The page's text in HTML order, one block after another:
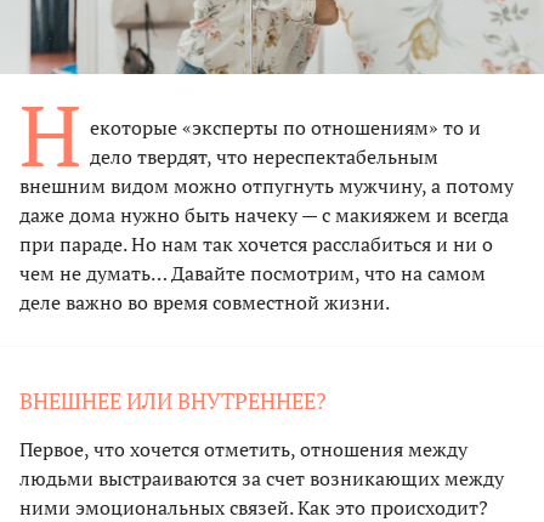
Н екоторые «эксперты по отношениям» то и
дело твердят, что нереспектабельным
внешним видом можно отпугнуть мужчину, а потому
даже дома нужно быть начеку — с макияжем и всегда
при параде. Но нам так хочется расслабиться и ни о
чем не думать… Давайте посмотрим, что на самом
деле важно во время совместной жизни.
ВНЕШНЕЕ ИЛИ ВНУТРЕННЕЕ?
Первое, что хочется отметить, отношения между
людьми выстраиваются за счет возникающих между
ними эмоциональных связей. Как это происходит?